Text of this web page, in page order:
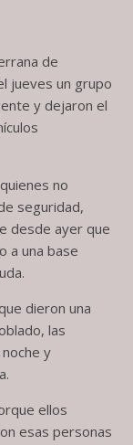
de
jueves un grupo
y dejaron el
no
seguridad,
desde ayer que
a una base
dieron una
las
y
ellos
esas personas